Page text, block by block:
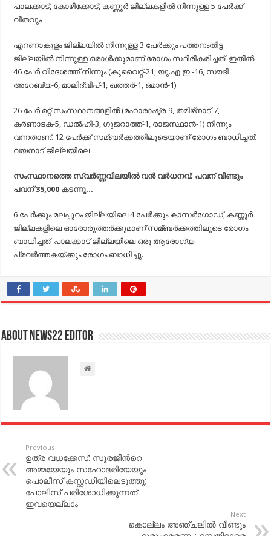
പാലക്കാട്, കോഴിക്കോട്, കണ്ണൂര്‍ ജില്ലകളില്‍ നിന്നുള്ള 5 പേര്‍ക്ക്
വീതവും
എറണാകുളം ജില്ലയില്‍ നിന്നുള്ള 3 പേര്‍ക്കും പത്തനംതിട്ട
ജില്ലയില്‍ നിന്നുള്ള ഒരാള്‍ക്കുമാണ് രോഗം സ്ഥിരീകരിച്ചത്. ഇതില്‍
46 പേര്‍ വിദേശത്ത് നിന്നും (കുവൈറ്റ്-21, യു.എ.ഇ.-16, സൗദി
അറേബ്യ-6, മാലിദ്വീപ്-1, ഖത്തര്‍-1, ഒമാന്‍-1)
26 പേര്‍ മറ്റ് സംസ്ഥാനങ്ങളില്‍ (മഹാരാഷ്ട്ര-9, തമിഴ്‌നാട്-7,
കര്‍ണാടക-5, ഡല്‍ഹി-3, ഗുജറാത്ത്-1, രാജസ്ഥാന്‍-1) നിന്നും
വന്നതാണ്. 12 പേര്‍ക്ക് സമ്ബര്‍ക്കത്തിലൂടെയാണ് രോഗം ബാധിച്ചത്.
വയനാട് ജില്ലയിലെ
സംസ്ഥാനത്തെ സ്വര്‍ണ്ണവിലയില്‍ വന്‍ വര്‍ധനവ്; പവന് വീണ്ടും
പവന്​ 35,000 കടന്നു…
6 പേര്‍ക്കും മലപ്പുറം ജില്ലയിലെ 4 പേര്‍ക്കും കാസര്‍ഗോഡ്, കണ്ണൂര്‍
ജില്ലകളിലെ ഓരോരുത്തര്‍ക്കുമാണ് സമ്ബര്‍ക്കത്തിലൂടെ രോഗം
ബാധിച്ചത്. പാലക്കാട് ജില്ലയിലെ ഒരു ആരോഗ്യ
പ്രവര്‍ത്തകയ്ക്കും രോഗം ബാധിച്ചു.
About NEWS22 EDITOR
Previous
ഉത്ര വധക്കേസ്: സൂരജിന്‍റെ
അമ്മയേയും സഹോദരിയേയും
പൊലീസ് കസ്റ്റഡിയിലെടുത്തു;​
പോലിസ് പരിശോധിക്കുന്നത്
ഇവയെല്ലാം
Next
കൊല്ലം അഞ്ചലിൽ വീണ്ടും